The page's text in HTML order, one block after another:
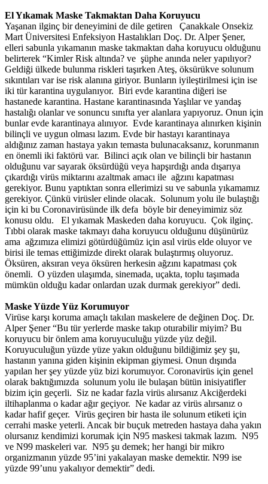
El Yıkamak Maske Takmaktan Daha Koruyucu
Yaşanan ilginç bir deneyimini de dile getiren Çanakkale Onsekiz
Mart Üniversitesi Enfeksiyon Hastalıkları Doç. Dr. Alper Şener,
elleri sabunla yıkamanın maske takmaktan daha koruyucu olduğunu
belirterek “Kimler Risk altında? ve şüphe anında neler yapılıyor?
Geldiği ülkede bulunma riskleri taşırken Ateş, öksürükve solunum
sıkıntıları var ise risk alanına giriyor. Bunların iyileştirilmesi için ise
iki tür karantina uygulanıyor. Biri evde karantina diğeri ise
hastanede karantina. Hastane karantinasında Yaşlılar ve yandaş
hastalığı olanlar ve sonuncu sınıfta yer alanlara yapıyoruz. Onun için
bunlar evde karantinaya alınıyor. Evde karantinaya alınırken kişinin
bilinçli ve uygun olması lazım. Evde bir hastayı karantinaya
aldığınız zaman hastaya yakın temasta bulunacaksanız, korunmanın
en önemli iki faktörü var. Bilinci açık olan ve bilinçli bir hastanın
olduğunu var sayarak öksürdüğü veya hapşırdığı anda dışarıya
çıkardığı virüs miktarını azaltmak amacı ile ağzını kapatması
gerekiyor. Bunu yaptıktan sonra ellerimizi su ve sabunla yıkamamız
gerekiyor. Çünkü virüsler elinde olacak. Solunum yolu ile bulaştığı
için ki bu Coronavirüsünde ilk defa böyle bir deneyimimiz söz
konusu oldu. El yıkamak Maskeden daha koruyucu. Çok ilginç.
Tıbbi olarak maske takmayı daha koruyucu olduğunu düşünürüz
ama ağzımıza elimizi götürdüğümüz için asıl virüs elde oluyor ve
birisi ile temas ettiğimizde direkt olarak bulaştırmış oluyoruz.
Öksüren, aksıran veya öksüren herkesin ağzını kapatması çok
önemli. O yüzden ulaşımda, sinemada, uçakta, toplu taşımada
mümkün olduğu kadar onlardan uzak durmak gerekiyor” dedi.
Maske Yüzde Yüz Korumuyor
Virüse karşı koruma amaçlı takılan maskelere de değinen Doç. Dr.
Alper Şener “Bu tür yerlerde maske takıp oturabilir miyim? Bu
koruyucu bir önlem ama koruyuculuğu yüzde yüz değil.
Koruyuculuğun yüzde yüze yakın olduğunu bildiğimiz şey şu,
hastanın yanına giden kişinin ekipman giymesi. Onun dışında
yapılan her şey yüzde yüz bizi korumuyor. Coronavirüs için genel
olarak baktığımızda solunum yolu ile bulaşan bütün inisiyatifler
bizim için geçerli. Siz ne kadar fazla virüs alırsanız Akciğerdeki
iltihaplanma o kadar ağır geçiyor. Ne kadar az virüs alırsanız o
kadar hafif geçer. Virüs geçiren bir hasta ile solunum etiketi için
cerrahi maske yeterli. Ancak bir buçuk metreden hastaya daha yakın
olursanız kendimizi korumak için N95 maskesi takmak lazım. N95
ve N99 maskeleri var. N95 şu demek; her hangi bir mikro
organizmanın yüzde 95’ini yakalayan maske demektir. N99 ise
yüzde 99’unu yakalıyor demektir” dedi.